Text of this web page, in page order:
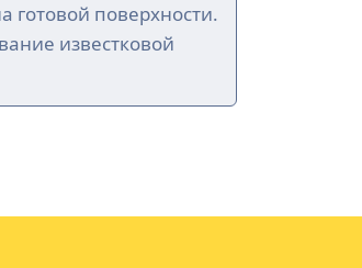
готовой поверхности.
известковой